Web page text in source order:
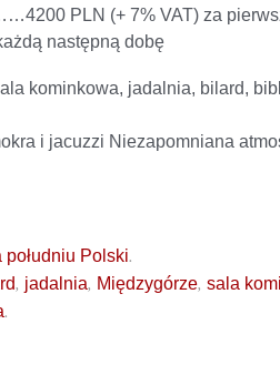
PLN (+ 7% VAT) za
następną dobę
kominkowa, jadalnia, bilard,
i jacuzzi Niezapomniana
południu Polski.
, jadalnia, Międzygórze, sala
.